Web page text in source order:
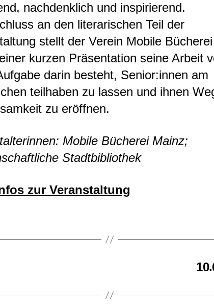
nachdenklich und inspirierend.
an den literarischen Teil der
stellt der Verein Mobile
kurzen Präsentation seine Arbeit
darin besteht, Senior:innen am
teilhaben zu lassen und ihnen
zu eröffnen.
Mobile Bücherei Mainz;
Stadtbibliothek
zur Veranstaltung